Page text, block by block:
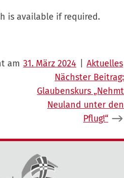
is available if required.
am 31. März 2024 Aktuelles
Nächster Beitrag:
Glaubenskurs „Nehmt
Neuland unter den
Pflug!“